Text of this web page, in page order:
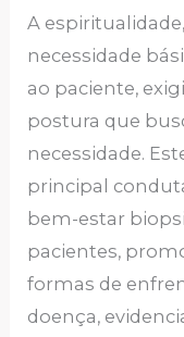
A
necessidade
ao paciente,
postura que
necessidade.
principal
bem-estar
pacientes,
formas de
doença,